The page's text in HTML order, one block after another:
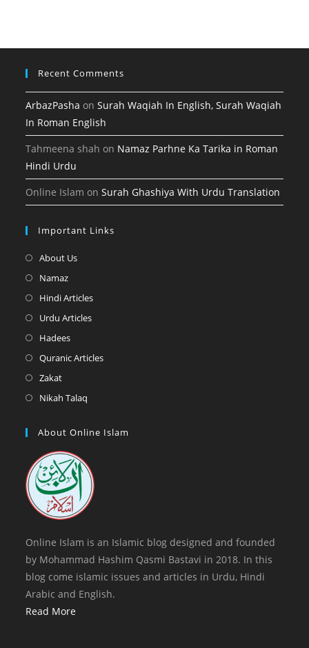
tab
Recent Comments
ArbazPasha onSurah Waqiah In English, Surah Waqiah
In Roman English
Tahmeena shah on Namaz Parhne Ka Tarika in Roman
Hindi Urdu
Online Islam onSurah Ghashiya With Urdu Translation
Important Links
About UsOpens
a
tab
NamazOpens
in
tab
Hindi ArticlesOpens
tab
Urdu ArticlesOpens
a
HadeesOpens
in
tab
Quranic ArticlesOpens
tab
ZakatOpens
in
new
Nikah Talaq
a
tab
About Online Islam
Online Islam is an Islamic blog designed and founded
by Mohammad Hashim Qasmi Bastavi in 2018. In this
blog come islamic issues and articles in Urdu, Hindi
Arabic and English.
Read More